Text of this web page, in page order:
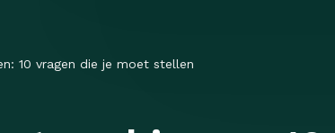
10 vragen die je moet stellen